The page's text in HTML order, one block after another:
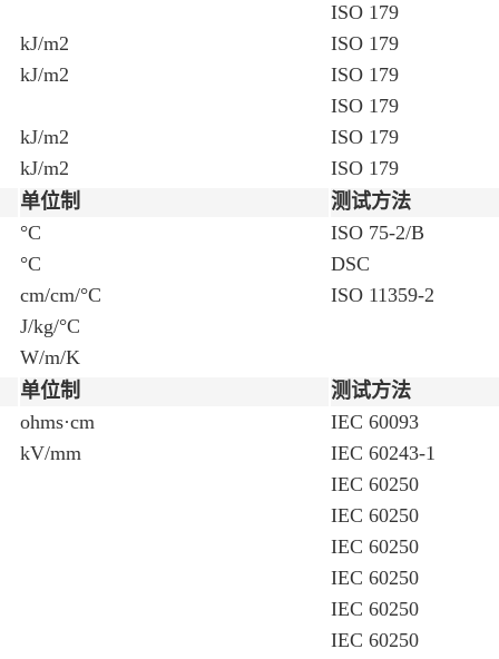
ISO 179
kJ/m2
ISO 179
kJ/m2
ISO 179
ISO 179
kJ/m2
ISO 179
kJ/m2
ISO 179
单位制
测试方法
°C
ISO 75-2/B
°C
DSC
cm/cm/°C
ISO 11359-2
J/kg/°C
W/m/K
单位制
测试方法
ohms·cm
IEC 60093
kV/mm
IEC 60243-1
IEC 60250
IEC 60250
IEC 60250
IEC 60250
IEC 60250
IEC 60250